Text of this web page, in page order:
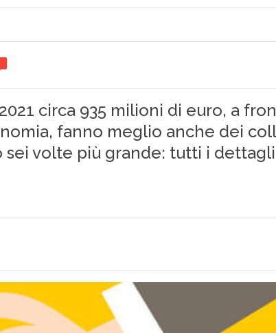
circa 935 milioni di euro, a
fanno meglio anche dei
sei volte più grande: tutti i